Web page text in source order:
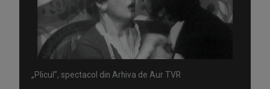
„Plicul”, spectacol din Arhiva de Aur TVR